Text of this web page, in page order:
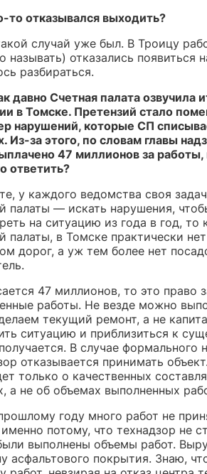
то отказывался выходить?
случай уже был. В Троицу
называть) отказались появиться
разбираться.
давно Счетная палата озвучила
в Томске. Претензий стало
нарушений, которые СП
Из-за этого, по словам главы
47 миллионов за
ответить?
у каждого ведомства своя
палаты — искать нарушения,
на ситуацию из года в год,
палаты, в Томске практически
дорог, а уж тем более нет
47 миллионов, то это право
работы. Не везде можно
текущий ремонт, а не
ситуацию и приблизиться к
В случае формального
отказывается принимать
только о качественных
а не об объемах выполненных
году много работ не
потому, что технадзор не
выполнены объемы работ.
асфальтового покрытия. Знаю,